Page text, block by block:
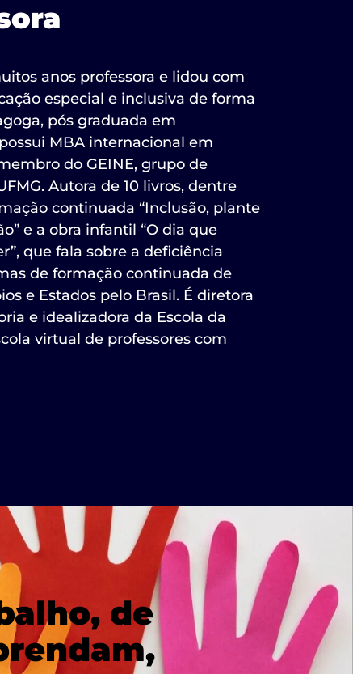
anos professora e lidou com
especial e inclusiva de forma
pós graduada em
MBA internacional em
do GEINE, grupo de
Autora de 10 livros, dentre
continuada “Inclusão, plante
e a obra infantil “O dia que
que fala sobre a deficiência
de formação continuada de
e Estados pelo Brasil. É diretora
e idealizadora da Escola da
virtual de professores com
de